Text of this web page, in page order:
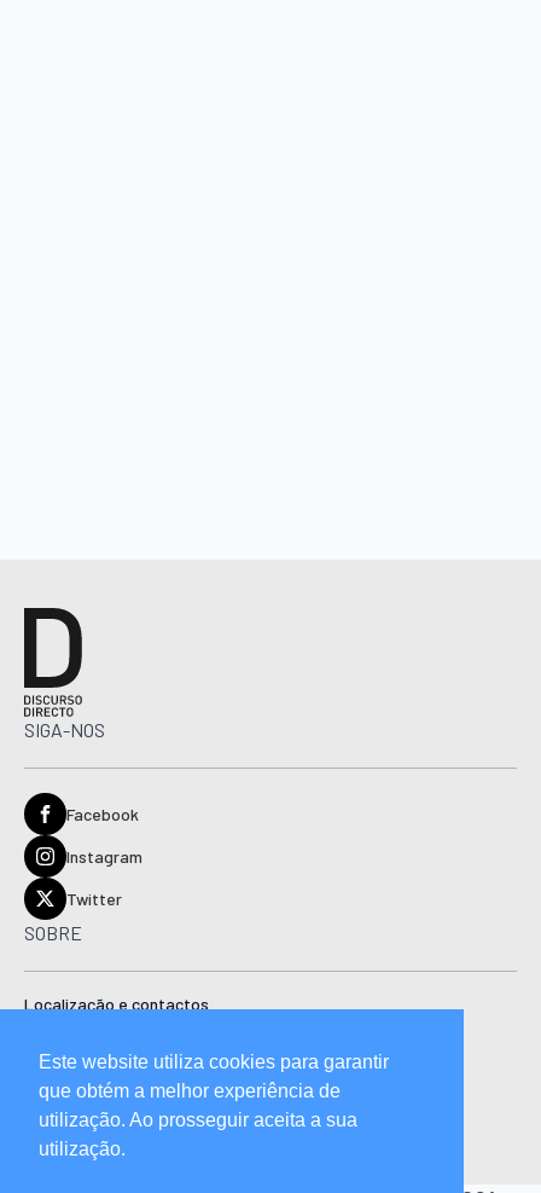
SIGA-NOS
Facebook
Instagram
Twitter
SOBRE
Localização e contactos
Ficha técnica
Manual de boas práticas editoriais e código de conduta
Este website utiliza cookies para garantir
que obtém a melhor experiência de
utilização. Ao prosseguir aceita a sua
utilização.